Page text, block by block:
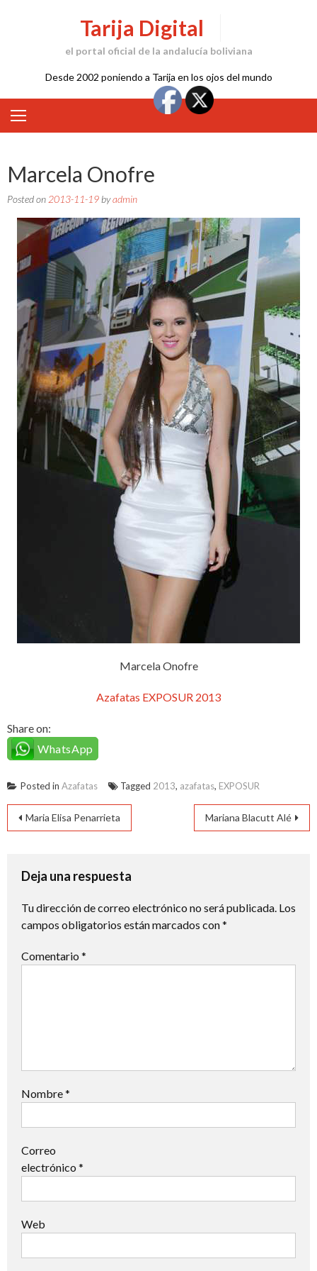
Tarija Digital
el portal oficial de la andalucía boliviana
Desde 2002 poniendo a Tarija en los ojos del mundo
Marcela Onofre
Posted on 2013-11-19 byadmin
Marcela Onofre
Azafatas EXPOSUR 2013
Share on:
WhatsApp
Posted in Azafatas Tagged 2013, azafatas, EXPOSUR
Navegación
entradas
Maria Elisa Penarrieta Mariana Blacutt Alé
Deja una respuesta
Tu dirección de correo electrónico no será publicada. Los
campos obligatorios están marcados con*
Comentario *
Nombre*
Correo
electrónico *
Web